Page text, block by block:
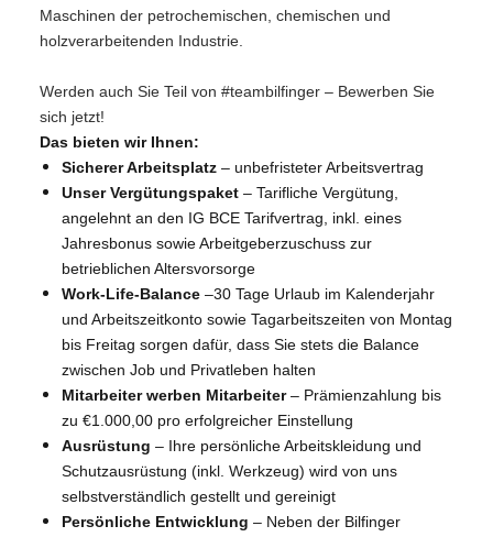
Maschinen der petrochemischen, chemischen und
holzverarbeitenden Industrie.
Werden auch Sie Teil von #teambilfinger – Bewerben Sie
sich jetzt!
Das bieten wir Ihnen:
Sicherer Arbeitsplatz – unbefristeter Arbeitsvertrag
Unser Vergütungspaket – Tarifliche Vergütung,
angelehnt an den IG BCE Tarifvertrag, inkl. eines
Jahresbonus sowie Arbeitgeberzuschuss zur
betrieblichen Altersvorsorge
Work-Life-Balance –30 Tage Urlaub im Kalenderjahr
und Arbeitszeitkonto sowie Tagarbeitszeiten von Montag
bis Freitag sorgen dafür, dass Sie stets die Balance
zwischen Job und Privatleben halten
Mitarbeiter werben Mitarbeiter– Prämienzahlung bis
zu €1.000,00 pro erfolgreicher Einstellung
Ausrüstung – Ihre persönliche Arbeitskleidung und
Schutzausrüstung (inkl. Werkzeug) wird von uns
selbstverständlich gestellt und gereinigt
Persönliche Entwicklung – Neben der Bilfinger